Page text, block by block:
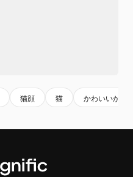
猫顔 猫 かわいいかわ